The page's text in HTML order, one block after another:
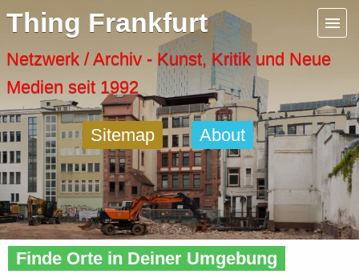
Thing Frankfurt
Netzwerk / Archiv - Kunst, Kritik und Neue
Medien seit 1992
Sitemap About
Home»Tags» Kunst
Finde Orte in Deiner Umgebung
Menu
Artspaces
Cool Places
Frankfurt Diary
Activity
Recent Posts